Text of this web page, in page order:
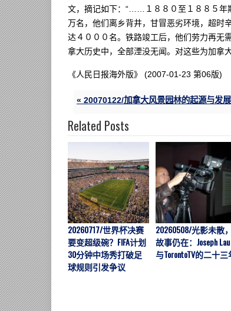
文，摘记如下：“……１８８０至１８８５年
万名，他们离乡背井，甘冒恶劣环境，超时
达４０００名。铁路竣工后，他们劳力再无
拿大历史中，全部湮没无闻。对这些为加拿
《人民日报海外版》 (2007-01-23 第06版)
« 20070122/加拿大风景园林的起源与发展
Related Posts
20260717/世界杯决赛
要变超级碗？FIFA计划
30分钟中场秀打破足
球规则引发争议
20260508/光影未散，
故事仍在：Joseph Lau
与TorontoTV的二十三